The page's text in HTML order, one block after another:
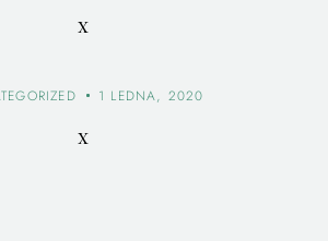
x
1 LEDNA, 2020
x